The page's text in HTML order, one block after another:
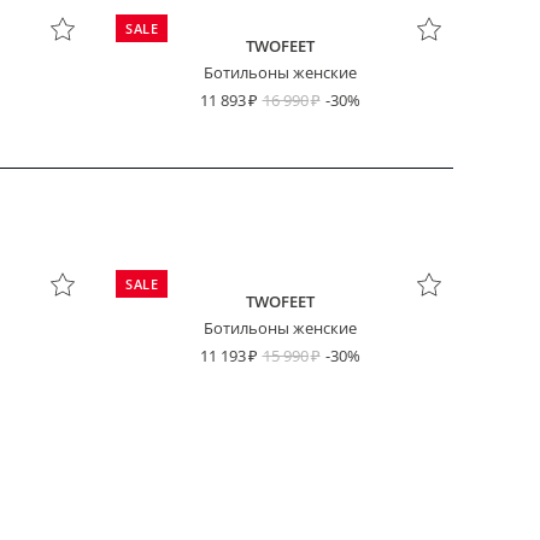
SALE
TWOFEET
Ботильоны женские
11 893
16 990 -30%
SALE
TWOFEET
Ботильоны женские
11 193
15 990 -30%